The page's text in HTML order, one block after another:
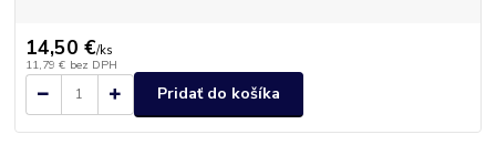
14,50 €/ks
11,79 € bez DPH
Pridať do košíka